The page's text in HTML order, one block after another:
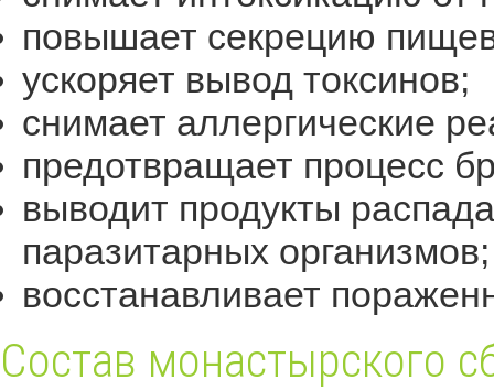
повышает секрецию
ускоряет вывод токсинов;
снимает аллергические
предотвращает процесс
выводит продукты
паразитарных организмов;
восстанавливает
Состав монастырского